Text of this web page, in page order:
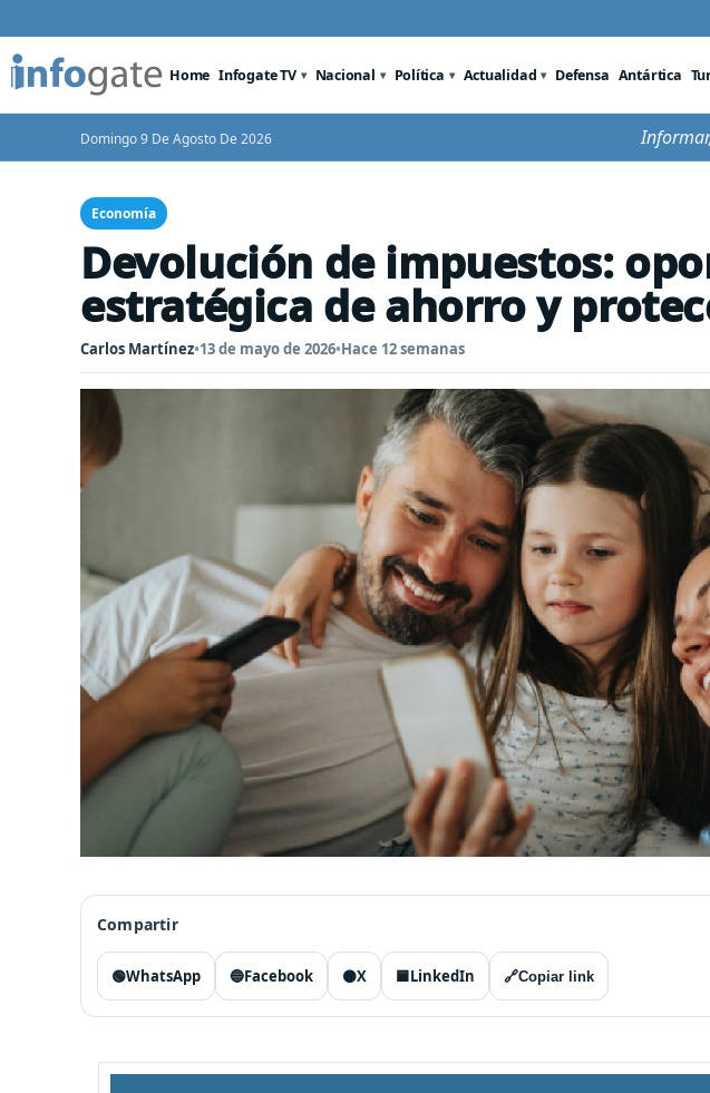
Home Infogate TV Nacional Política Actualidad Defensa Antártica
Domingo 9 De Agosto De 2026
Economía
Devolución de impuestos:
estratégica de ahorro y
Carlos Martínez•13 de mayo de 2026•Hace 12 semanas
Compartir
🟢WhatsApp 🔵Facebook ⚫X 🟦LinkedIn 🔗Copiar link